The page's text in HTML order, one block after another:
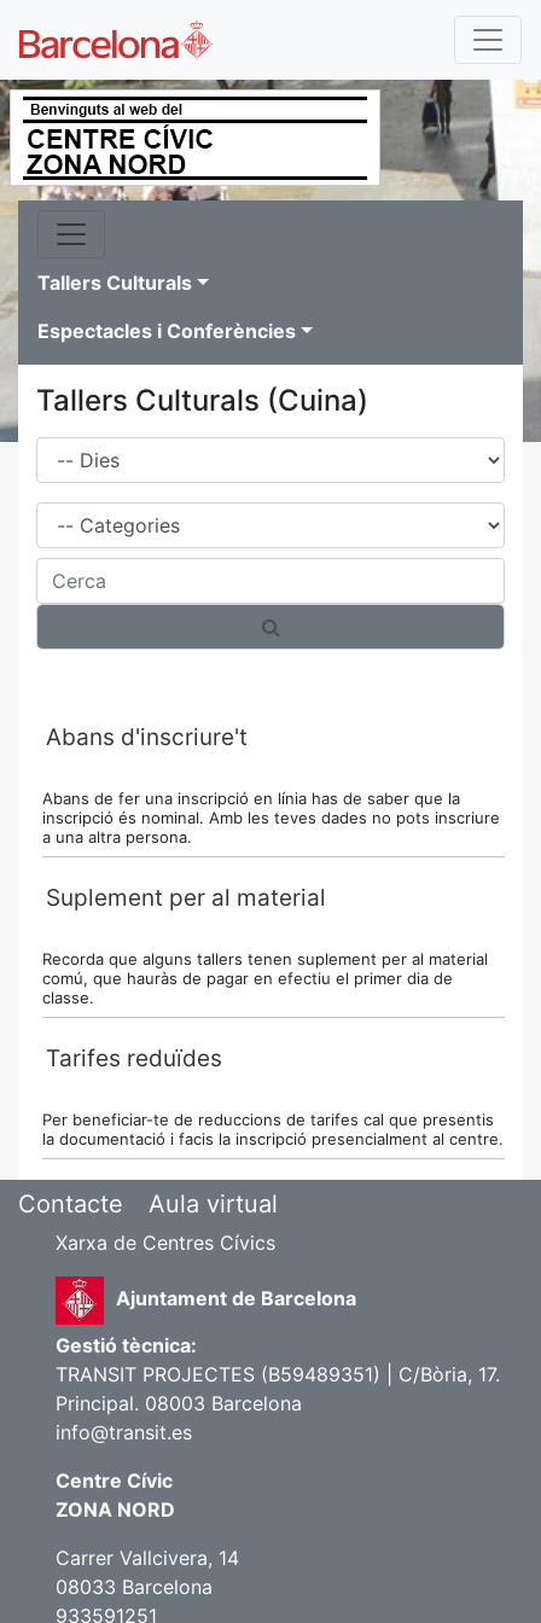
Tallers Culturals
Espectacles i Conferències
Tallers Culturals (Cuina)
Dies
Família
Cerca
Abans d'inscriure't
Abans de fer una inscripció en línia has de saber que la
inscripció és nominal. Amb les teves dades no pots inscriure
a una altra persona.
Suplement per al material
Recorda que alguns tallers tenen suplement per al material
comú, que hauràs de pagar en efectiu el primer dia de
classe.
Tarifes reduïdes
Per beneficiar-te de reduccions de tarifes cal que presentis
la documentació i facis la inscripció presencialment al centre.
Contacte Aula virtual
Xarxa de Centres Cívics
Ajuntament de Barcelona
Gestió tècnica:
TRANSIT PROJECTES (B59489351) | C/Bòria, 17.
Principal. 08003 Barcelona
info@transit.es
Centre Cívic
ZONA NORD
Carrer Vallcivera, 14
08033 Barcelona
933591251